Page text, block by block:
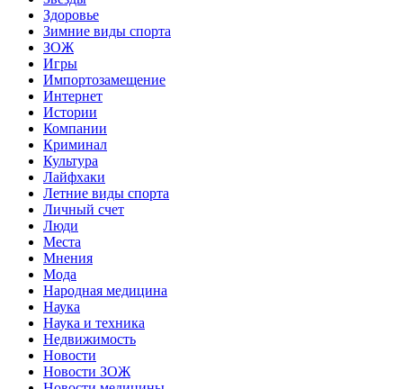
Здоровье
Зимние виды спорта
ЗОЖ
Игры
Импортозамещение
Интернет
Истории
Компании
Криминал
Культура
Лайфхаки
Летние виды спорта
Личный счет
Люди
Места
Мнения
Мода
Народная медицина
Наука
Наука и техника
Недвижимость
Новости
Новости ЗОЖ